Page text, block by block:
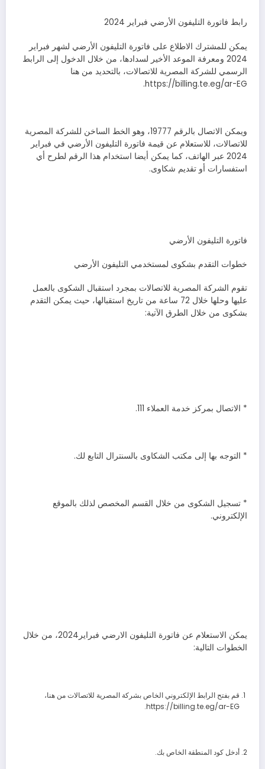
رابط فاتورة التليفون الأرضي فبراير 2024
يمكن للمشترك الاطلاع على فاتورة التليفون الأرضي لشهر فبراير
2024 ومعرفة الموعد الأخير لسدادها، من خلال الدخول إلى الرابط
الرسمي للشركة المصرية للاتصالات، بالتحديد من هنا
https://billing.te.eg/ar-EG.
ويمكن الاتصال بالرقم 19777، وهو الخط الساخن للشركة المصرية
للاتصالات، للاستعلام عن قيمة فاتورة التليفون الأرضي في فبراير
2024 عبر الهاتف، كما يمكن أيضا استخدام هذا الرقم لطرح أي
استفسارات أو تقديم شكاوى.
فاتورة التليفون الأرضي
خطوات التقدم بشكوى لمستخدمي التليفون الأرضي
تقوم الشركة المصرية للاتصالات بمجرد استقبال الشكوى بالعمل
عليها وحلها خلال 72 ساعة من تاريخ استقبالها، حيث يمكن التقدم
بشكوى من خلال الطرق الآتية:
* الاتصال بمركز خدمة العملاء 111.
* التوجه بها إلى مكتب الشكاوى بالسنترال التابع لك.
* تسجيل الشكوى من خلال القسم المخصص لذلك بالموقع
الإلكتروني.
يمكن الاستعلام عن فاتورة التليفون الارضي فبراير2024، من خلال
الخطوات التالية:
قم بفتح الرابط الإلكتروني الخاص بشركة المصرية للاتصالات من هنا،
https://billing.te.eg/ar-EG.
أدخل كود المنطقة الخاص بك.